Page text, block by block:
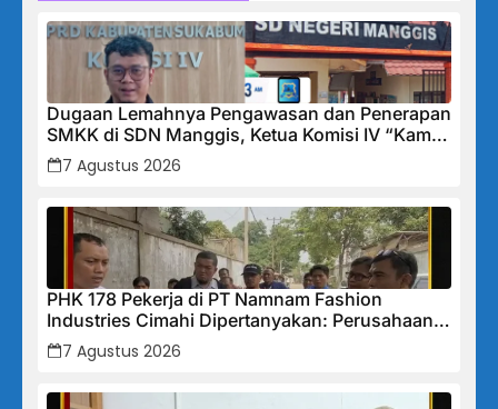
Dugaan Lemahnya Pengawasan dan Penerapan
SMKK di SDN Manggis, Ketua Komisi IV “Kami
Tidak Akan Segan Menindak”
7 Agustus 2026
PHK 178 Pekerja di PT Namnam Fashion
Industries Cimahi Dipertanyakan: Perusahaan
Klaim Rugi, Laporan Keuangan Justru
Tunjukkan Penurunan Laba.
7 Agustus 2026